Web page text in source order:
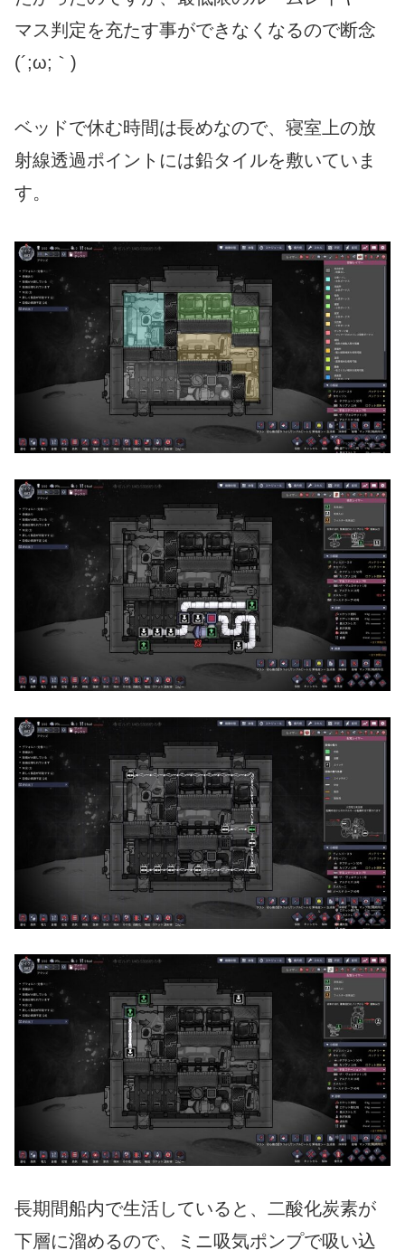
マス判定を充たす事ができなくなるので断念
(´;ω;｀)
ベッドで休む時間は長めなので、寝室上の放
射線透過ポイントには鉛タイルを敷いていま
す。
長期間船内で生活していると、二酸化炭素が
下層に溜めるので、ミニ吸気ポンプで吸い込